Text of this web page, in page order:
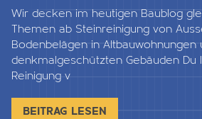
Wir decken im heutigen Baublog
Themen ab Steinreinigung von
Bodenbelägen in Altbauwohnungen
denkmalgeschützten Gebäuden
Reinigung v
BEITRAG LESEN